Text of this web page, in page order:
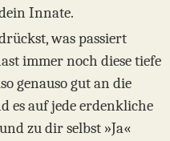
Innate.
was passiert
immer noch diese tiefe
genauso gut an die
es auf jede erdenkliche
zu dir selbst »Ja«